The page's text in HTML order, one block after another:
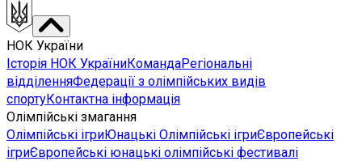
НОК України
Історія НОК УкраїниКомандаРегіональні
відділенняФедерації з олімпійських видів
спортуКонтактна інформація
Олімпійські змагання
Олімпійські ігриЮнацькі Олімпійські ігриЄвропейські
ігриЄвропейські юнацькі олімпійські фестивалі